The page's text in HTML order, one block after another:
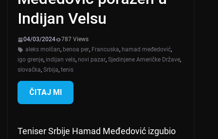
Indijan Velsu
04/03/2024
787 Views
aleks molčan, benoa per, Francuska, hamad međedović,
igo grenje, indijan vels, novi pazar, Sjedinjene Američke Države,
slovačka, Srbija, tenis
ČITAJ MI
Teniser Srbije Hamad Međedović izgubio